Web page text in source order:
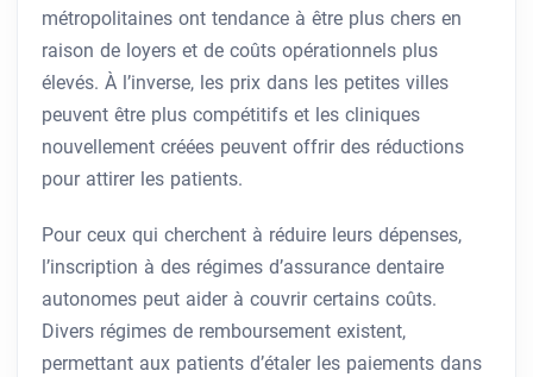
métropolitaines ont tendance à être plus chers en
raison de loyers et de coûts opérationnels plus
élevés. À l’inverse, les prix dans les petites villes
peuvent être plus compétitifs et les cliniques
nouvellement créées peuvent offrir des réductions
pour attirer les patients.
Pour ceux qui cherchent à réduire leurs dépenses,
l’inscription à des régimes d’assurance dentaire
autonomes peut aider à couvrir certains coûts.
Divers régimes de remboursement existent,
permettant aux patients d’étaler les paiements dans